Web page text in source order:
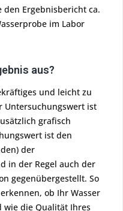
den Ergebnisbericht ca.
im Labor
aus?
und leicht zu
Untersuchungswert ist
grafisch
ist den
der
in der Regel auch der
gegenübergestellt. So
ob Ihr Wasser
wie die Qualität Ihres